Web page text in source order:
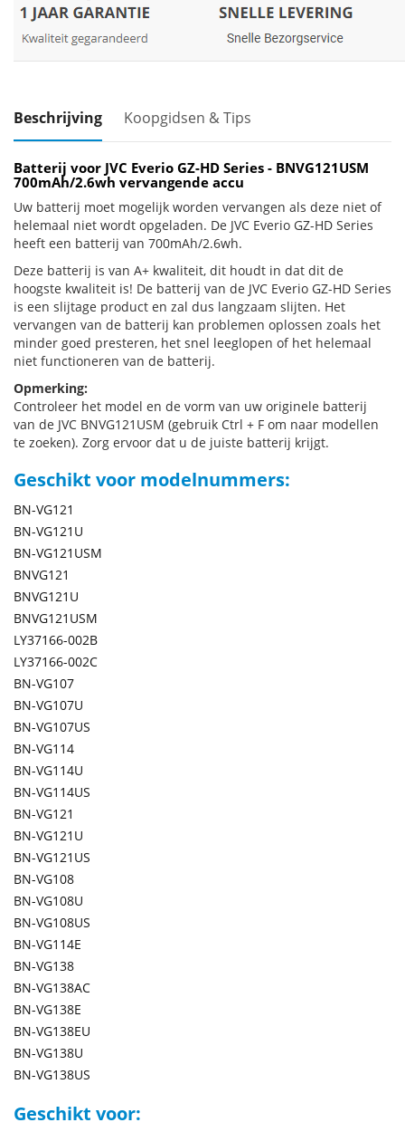
Beschrijving Koopgidsen & Tips
Batterij voor JVC Everio GZ-HD Series - BNVG121USM
700mAh/2.6wh vervangende accu
Uw batterij moet mogelijk worden vervangen als deze niet of
helemaal niet wordt opgeladen. De JVC Everio GZ-HD Series
heeft een batterij van 700mAh/2.6wh.
Deze batterij is van A+ kwaliteit, dit houdt in dat dit de
hoogste kwaliteit is! De batterij van de JVC Everio GZ-HD Series
is een slijtage product en zal dus langzaam slijten. Het
vervangen van de batterij kan problemen oplossen zoals het
minder goed presteren, het snel leeglopen of het helemaal
niet functioneren van de batterij.
Opmerking:
Controleer het model en de vorm van uw originele batterij
van de JVC BNVG121USM (gebruik Ctrl + F om naar modellen
te zoeken). Zorg ervoor dat u de juiste batterij krijgt.
Geschikt voor modelnummers:
BN-VG121
BN-VG121U
BN-VG121USM
BNVG121
BNVG121U
BNVG121USM
LY37166-002B
LY37166-002C
BN-VG107
BN-VG107U
BN-VG107US
BN-VG114
BN-VG114U
BN-VG114US
BN-VG121
BN-VG121U
BN-VG121US
BN-VG108
BN-VG108U
BN-VG108US
BN-VG114E
BN-VG138
BN-VG138AC
BN-VG138E
BN-VG138EU
BN-VG138U
BN-VG138US
Geschikt voor: